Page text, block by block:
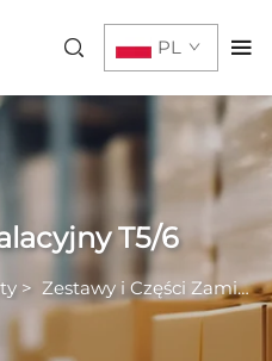
PL
T5/6
> Zestawy i Części Zamiennych